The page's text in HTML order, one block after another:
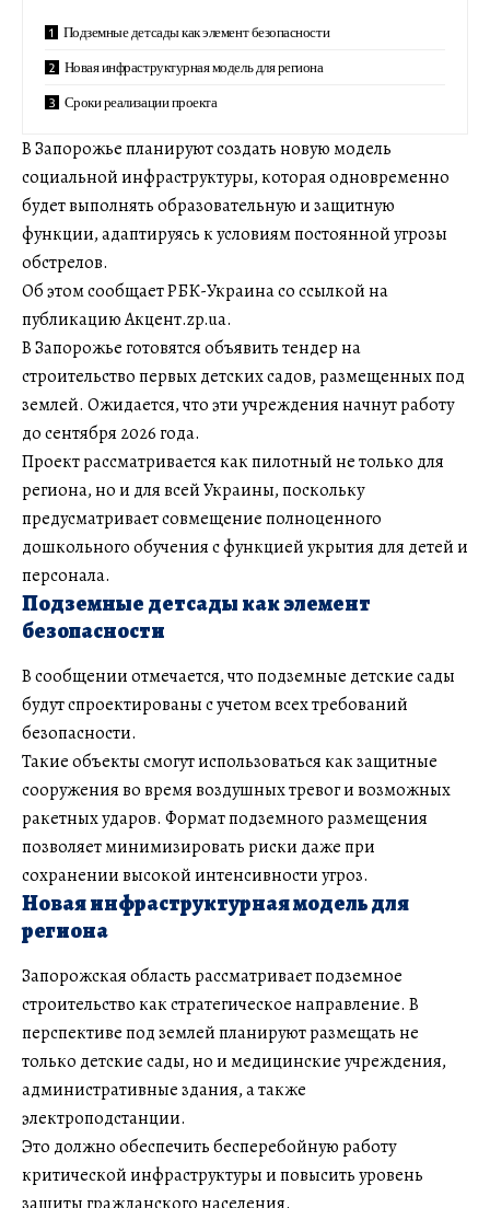
Подземные детсады как элемент безопасности
Новая инфраструктурная модель для региона
Сроки реализации проекта
В Запорожье планируют создать новую модель
социальной инфраструктуры, которая одновременно
будет выполнять образовательную и защитную
функции, адаптируясь к условиям постоянной угрозы
обстрелов.
Об этом сообщает РБК-Украина со ссылкой на
публикацию Акцент.zp.ua.
В Запорожье готовятся объявить тендер на
строительство первых детских садов, размещенных под
землей. Ожидается, что эти учреждения начнут работу
до сентября 2026 года.
Проект рассматривается как пилотный не только для
региона, но и для всей Украины, поскольку
предусматривает совмещение полноценного
дошкольного обучения с функцией укрытия для детей и
персонала.
Подземные детсады как элемент
безопасности
В сообщении отмечается, что подземные детские сады
будут спроектированы с учетом всех требований
безопасности.
Такие объекты смогут использоваться как защитные
сооружения во время воздушных тревог и возможных
ракетных ударов. Формат подземного размещения
позволяет минимизировать риски даже при
сохранении высокой интенсивности угроз.
Новая инфраструктурная модель для
региона
Запорожская область рассматривает подземное
строительство как стратегическое направление. В
перспективе под землей планируют размещать не
только детские сады, но и медицинские учреждения,
административные здания, а также
электроподстанции.
Это должно обеспечить бесперебойную работу
критической инфраструктуры и повысить уровень